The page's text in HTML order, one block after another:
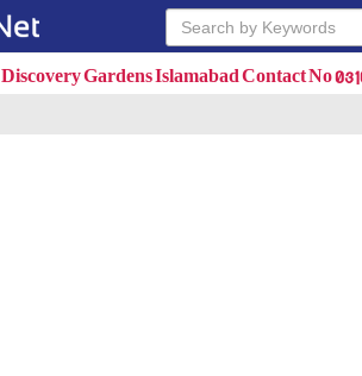
MPQ Developers PVT.LTD.